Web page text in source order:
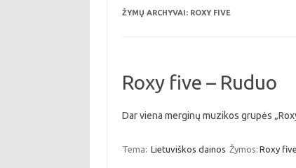
ŽYMŲ ARCHYVAI: ROXY FIVE
Roxy five – Ruduo
Dar viena merginų muzikos grupės
Tema: Lietuviškos dainos Žymos: Roxy five